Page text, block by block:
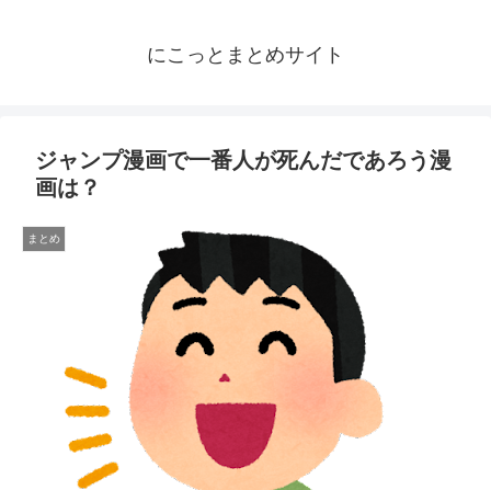
にこっとまとめサイト
ジャンプ漫画で一番人が死んだであろう漫
画は？
まとめ